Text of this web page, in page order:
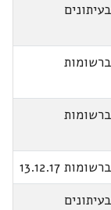
13.12.17